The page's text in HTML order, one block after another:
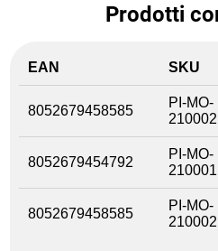
Prodotti
EAN SKU
8052679458585
PI-MO-
210002
8052679454792
PI-MO-
210001
8052679458585
PI-MO-
210002